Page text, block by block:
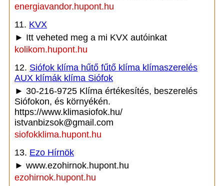
energiavandor.hupont.hu
11. KVX
► Itt veheted meg a mi KVX autóinkat
kolikom.hupont.hu
12. Siófok klíma hűtő fűtő klíma klímaszerelés
AUX klímák klíma Siófok
► 30-216-9725 Klíma értékesítés, beszerelés
Siófokon, és környékén.
https://www.klimasiofok.hu/
istvanbizsok@gmail.com
siofokklima.hupont.hu
13. Ezo Hírnök
► www.ezohirnok.hupont.hu
ezohirnok.hupont.hu